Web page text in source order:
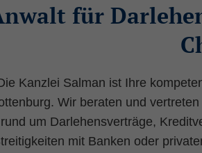
für
Kanzlei Salman ist Ihre
Wir beraten und
rund um Darlehensverträge,
mit Banken oder